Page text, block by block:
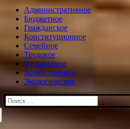
Административное
Бюджетное
Гражданское
Конституционное
Семейное
Трудовое
Финансовое
Хозяйственное
Экологическое
Искать: